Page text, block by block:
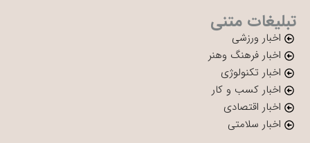
تبلیغات متنی
اخبار ورزشی
اخبار فرهنگ وهنر
اخبار تکنولوژی
اخبار کسب و کار
اخبار اقتصادی
اخبار سلامتی